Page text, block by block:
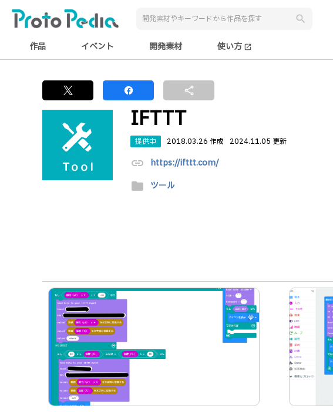
search
作品 イベント 開発素材 使い方 open_in_new
share
IFTTT
提供中 2018.03.26 作成 2024.11.05 更新
link https://ifttt.com/
folder ツール